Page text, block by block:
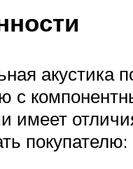
акустика
с
имеет
покупателю: